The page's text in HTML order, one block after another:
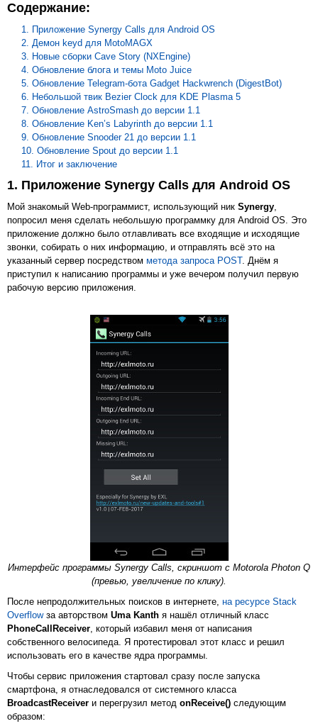
Содержание:
1. Приложение Synergy Calls для Android OS
2. Демон keyd для MotoMAGX
3. Новые сборки Cave Story (NXEngine)
4. Обновление блога и темы Moto Juice
5. Обновление Telegram-бота Gadget Hackwrench (DigestBot)
6. Небольшой твик Bezier Clock для KDE Plasma 5
7. Обновление AstroSmash до версии 1.1
8. Обновление Ken’s Labyrinth до версии 1.1
9. Обновление Snooder 21 до версии 1.1
10. Обновление Spout до версии 1.1
11. Итог и заключение
1. Приложение Synergy Calls для Android OS
Мой знакомый Web-программист, использующий ник Synergy,
попросил меня сделать небольшую программку для Android OS. Это
приложение должно было отлавливать все входящие и исходящие
звонки, собирать о них информацию, и отправлять всё это на
указанный сервер посредством метода запроса POST. Днём я
приступил к написанию программы и уже вечером получил первую
рабочую версию приложения.
Интерфейс программы Synergy Calls, скриншот с Motorola Photon Q
(превью, увеличение по клику).
После непродолжительных поисков в интернете, на ресурсе Stack
Overflowза авторством Uma Kanth я нашёл отличный класс
PhoneCallReceiver, который избавил меня от написания
собственного велосипеда. Я протестировал этот класс и решил
использовать его в качестве ядра программы.
Чтобы сервис приложения стартовал сразу после запуска
смартфона, я отнаследовался от системного класса
BroadcastReceiver и перегрузил метод onReceive() следующим
образом: